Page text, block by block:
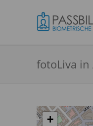
fotoLiva
+